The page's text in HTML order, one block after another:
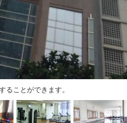
ることができます。